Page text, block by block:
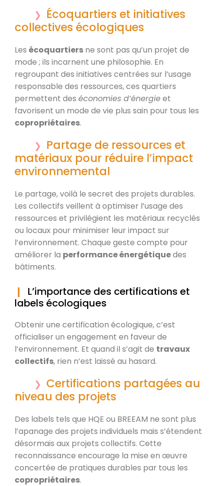
Écoquartiers et initiatives
collectives écologiques
Les écoquartiers ne sont pas qu’un projet de
mode ; ils incarnent une philosophie. En
regroupant des initiatives centrées sur l’usage
responsable des ressources, ces quartiers
permettent des économies d’énergieet
favorisent un mode de vie plus sain pour tous les
copropriétaires.
Partage de ressources et
matériaux pour réduire l’impact
environnemental
Le partage, voilà le secret des projets durables.
Les collectifs veillent à optimiser l’usage des
ressources et privilégient les matériaux recyclés
ou locaux pour minimiser leur impact sur
l’environnement. Chaque geste compte pour
améliorer la performance énergétiquedes
bâtiments.
L’importance des certifications et
labels écologiques
Obtenir une certification écologique, c’est
officialiser un engagement en faveur de
l’environnement. Et quand il s’agit de travaux
collectifs, rien n’est laissé au hasard.
Certifications partagées au
niveau des projets
Des labels tels que HQE ou BREEAM ne sont plus
l’apanage des projets individuels mais s’étendent
désormais aux projets collectifs. Cette
reconnaissance encourage la mise en œuvre
concertée de pratiques durables par tous les
copropriétaires.